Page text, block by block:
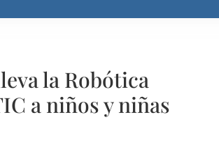
la Robótica
a niños y niñas